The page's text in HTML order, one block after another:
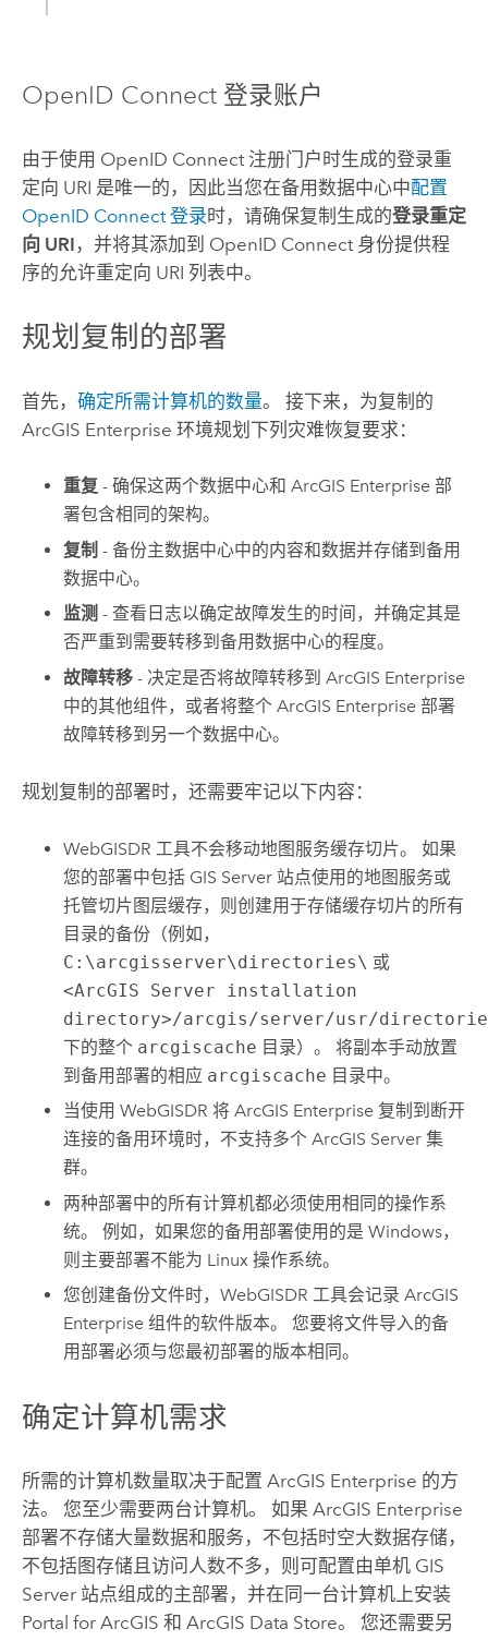
OpenID Connect 登录账户
由于使用 OpenID Connect 注册门户时生成的登录重
定向 URI 是唯一的，因此当您在备用数据中心中配置
OpenID Connect 登录时，请确保复制生成的登录重定
向 URI ，并将其添加到 OpenID Connect 身份提供程
序的允许重定向 URI 列表中。
规划复制的部署
首先， 确定所需计算机的数量。 接下来，为复制的
ArcGIS Enterprise 环境规划下列灾难恢复要求：
重复 - 确保这两个数据中心和ArcGIS Enterprise 部
署包含相同的架构。
复制 - 备份主数据中心中的内容和数据并存储到备用
数据中心。
监测 - 查看日志以确定故障发生的时间，并确定其是
否严重到需要转移到备用数据中心的程度。
故障转移 - 决定是否将故障转移到ArcGIS Enterprise
中的其他组件，或者将整个ArcGIS Enterprise 部署
故障转移到另一个数据中心。
规划复制的部署时，还需要牢记以下内容：
WebGISDR 工具不会移动地图服务缓存切片。 如果
您的部署中包括 GIS Server 站点使用的地图服务或
托管切片图层缓存，则创建用于存储缓存切片的所有
目录的备份（例如，
C:\arcgisserver\directories\ 或
<ArcGIS Server installation
directory>/arcgis/server/usr/
下的整个 arcgiscache 目录）。 将副本手动放置
到备用部署的相应 arcgiscache 目录中。
当使用 WebGISDR 将ArcGIS Enterprise 复制到断开
连接的备用环境时，不支持多个ArcGIS Server 集
群。
两种部署中的所有计算机都必须使用相同的操作系
统。 例如，如果您的备用部署使用的是Windows，
则主要部署不能为 Linux 操作系统。
您创建备份文件时，WebGISDR 工具会记录ArcGIS
Enterprise 组件的软件版本。 您要将文件导入的备
用部署必须与您最初部署的版本相同。
确定计算机需求
所需的计算机数量取决于配置 ArcGIS Enterprise 的方
法。 您至少需要两台计算机。 如果 ArcGIS Enterprise
部署不存储大量数据和服务，不包括时空大数据存储，
不包括图存储且访问人数不多，则可配置由单机 GIS
Server站点组成的主部署，并在同一台计算机上安装
Portal for ArcGIS 和 ArcGIS Data Store。 您还需要另